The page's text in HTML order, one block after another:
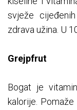
svježe
zdrava užina. U
Grejpfrut
Bogat je
kalorije.